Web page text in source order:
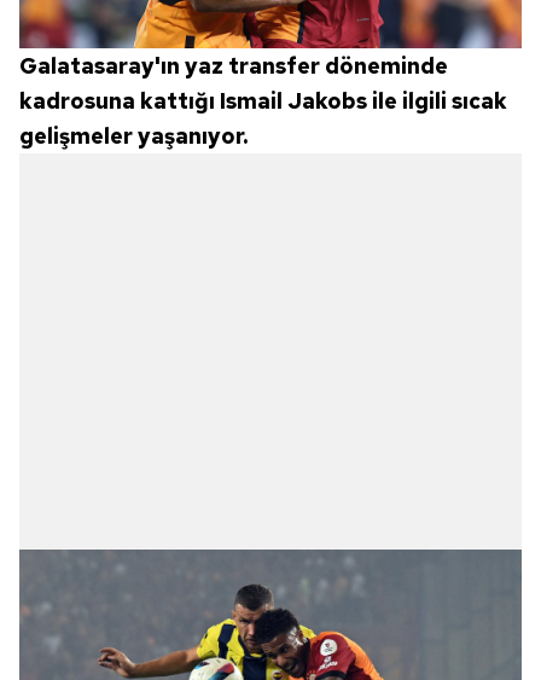
Galatasaray'ın yaz transfer döneminde
kadrosuna kattığı Ismail Jakobs ile ilgili sıcak
gelişmeler yaşanıyor.